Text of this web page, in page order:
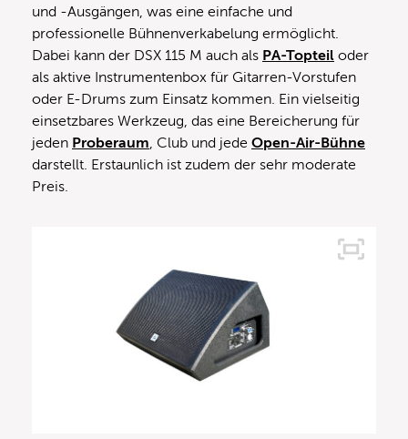
und -Ausgängen, was eine einfache und
professionelle Bühnenverkabelung ermöglicht.
Dabei kann der DSX 115 M auch als PA-Topteil oder
als aktive Instrumentenbox für Gitarren-Vorstufen
oder E-Drums zum Einsatz kommen. Ein vielseitig
einsetzbares Werkzeug, das eine Bereicherung für
jeden Proberaum, Club und jede Open-Air-Bühne
darstellt. Erstaunlich ist zudem der sehr moderate
Preis.